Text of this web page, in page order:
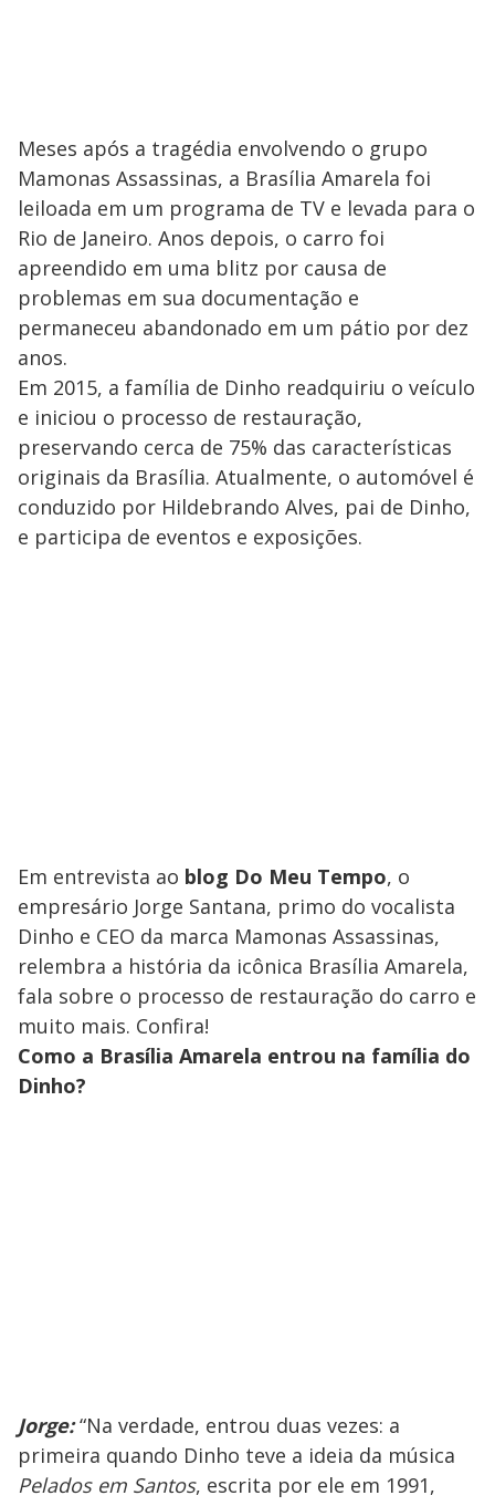
Meses após a tragédia envolvendo o grupo
Mamonas Assassinas, a Brasília Amarela foi
leiloada em um programa de TV e levada para o
Rio de Janeiro. Anos depois, o carro foi
apreendido em uma blitz por causa de
problemas em sua documentação e
permaneceu abandonado em um pátio por dez
anos.
Em 2015, a família de Dinho readquiriu o veículo
e iniciou o processo de restauração,
preservando cerca de 75% das características
originais da Brasília. Atualmente, o automóvel é
conduzido por Hildebrando Alves, pai de Dinho,
e participa de eventos e exposições.
Em entrevista ao blog Do Meu Tempo, o
empresário Jorge Santana, primo do vocalista
Dinho e CEO da marca Mamonas Assassinas,
relembra a história da icônica Brasília Amarela,
fala sobre o processo de restauração do carro e
muito mais. Confira!
Como a Brasília Amarela entrou na família do
Dinho?
Jorge: “Na verdade, entrou duas vezes: a
primeira quando Dinho teve a ideia da música
Pelados em Santos, escrita por ele em 1991,